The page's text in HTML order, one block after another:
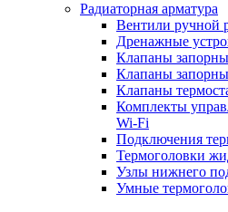
Радиаторная арматура
Вентили ручной
Дренажные
Клапаны
Клапаны
Клапаны
Комплекты
Wi-Fi
Подключения
Термоголовки
Узлы нижнего
Умные